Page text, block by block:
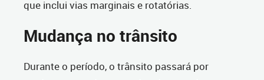
que inclui vias marginais e rotatórias.
Mudança no trânsito
Durante o período, o trânsito passará por